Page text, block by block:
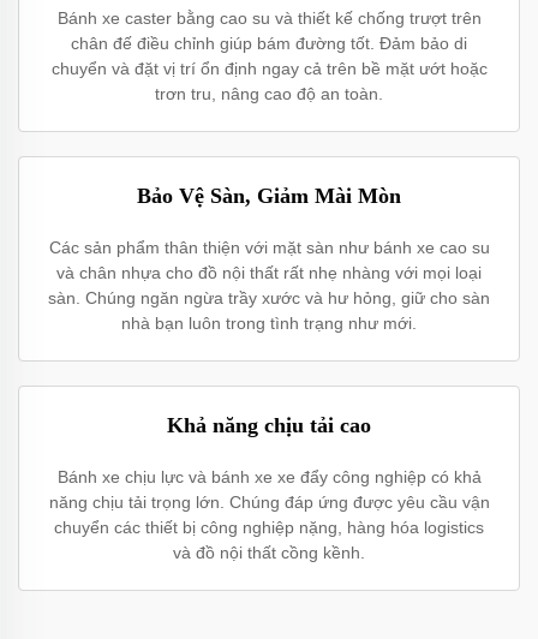
Bánh xe caster bằng cao su và thiết kế chống trượt trên
chân đế điều chỉnh giúp bám đường tốt. Đảm bảo di
chuyển và đặt vị trí ổn định ngay cả trên bề mặt ướt hoặc
trơn tru, nâng cao độ an toàn.
Bảo Vệ Sàn, Giảm Mài Mòn
Các sản phẩm thân thiện với mặt sàn như bánh xe cao su
và chân nhựa cho đồ nội thất rất nhẹ nhàng với mọi loại
sàn. Chúng ngăn ngừa trầy xước và hư hỏng, giữ cho sàn
nhà bạn luôn trong tình trạng như mới.
Khả năng chịu tải cao
Bánh xe chịu lực và bánh xe xe đẩy công nghiệp có khả
năng chịu tải trọng lớn. Chúng đáp ứng được yêu cầu vận
chuyển các thiết bị công nghiệp nặng, hàng hóa logistics
và đồ nội thất cồng kềnh.